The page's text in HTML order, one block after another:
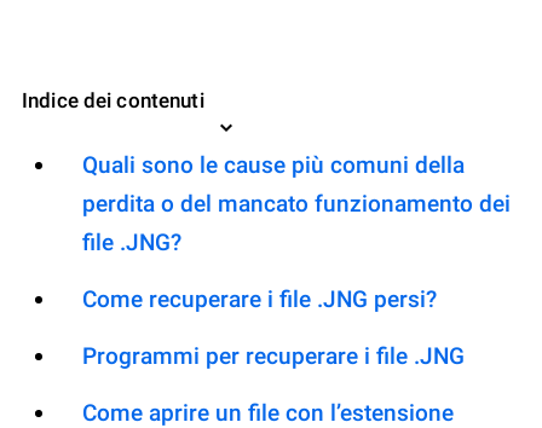
Indice dei contenuti
Quali sono le cause più comuni della
perdita o del mancato funzionamento dei
file .JNG?
Come recuperare i file .JNG persi?
Programmi per recuperare i file .JNG
Come aprire un file con l’estensione